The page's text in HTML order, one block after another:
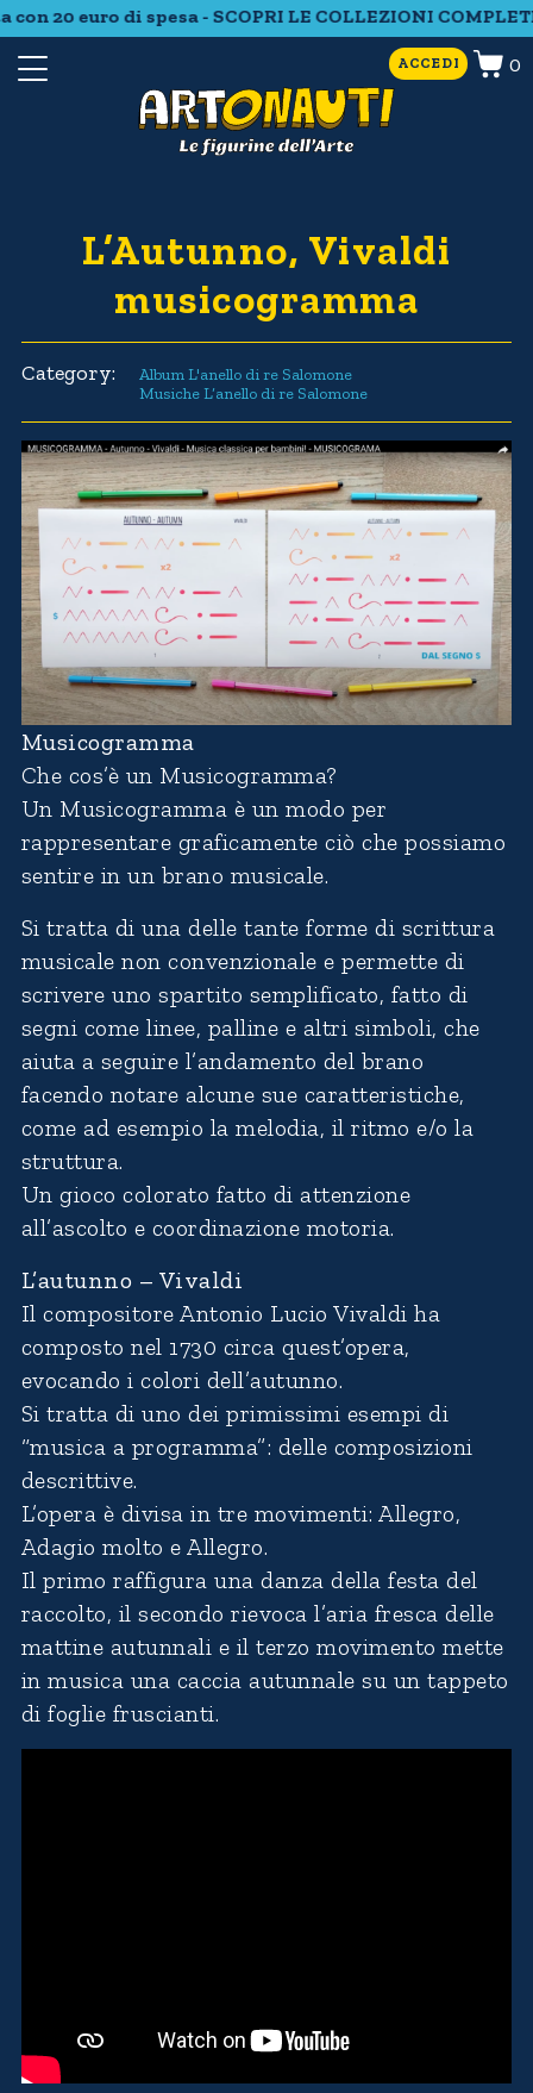
20 euro di spesa - SCOPRI LE COLLEZIONI
ACCEDI 0
L’Autunno, Vivaldi
musicogramma
Category:
Album L'anello di re Salomone
Musiche L’anello di re Salomone
Musicogramma
Che cos’è un Musicogramma?
Un Musicogramma è un modo per
rappresentare graficamente ciò che possiamo
sentire in un brano musicale.
Si tratta di una delle tante forme di scrittura
musicale non convenzionale e permette di
scrivere uno spartito semplificato, fatto di
segni come linee, palline e altri simboli, che
aiuta a seguire l’andamento del brano
facendo notare alcune sue caratteristiche,
come ad esempio la melodia, il ritmo e/o la
struttura.
Un gioco colorato fatto di attenzione
all’ascolto e coordinazione motoria.
L’autunno – Vivaldi
Il compositore Antonio Lucio Vivaldi ha
composto nel 1730 circa quest’opera,
evocando i colori dell’autunno.
Si tratta di uno dei primissimi esempi di
“musica a programma”: delle composizioni
descrittive.
L’opera è divisa in tre movimenti: Allegro,
Adagio molto e Allegro.
Il primo raffigura una danza della festa del
raccolto, il secondo rievoca l’aria fresca delle
mattine autunnali e il terzo movimento mette
in musica una caccia autunnale su un tappeto
di foglie fruscianti.